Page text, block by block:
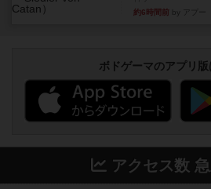
約6時間前 by アプー
ボドゲーマのアプリ版
アクセス数